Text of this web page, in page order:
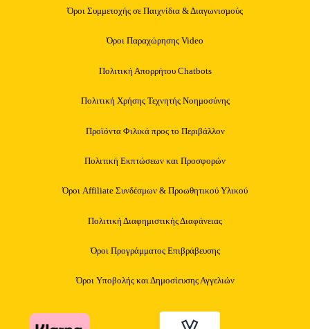
Όροι Συμμετοχής σε Παιχνίδια & Διαγωνισμούς
Όροι Παραχώρησης Video
Πολιτική Απορρήτου Chatbots
Πολιτική Χρήσης Τεχνητής Νοημοσύνης
Προϊόντα Φιλικά προς το Περιβάλλον
Πολιτική Εκπτώσεων και Προσφορών
Όροι Affiliate Συνδέσμων & Προωθητικού Υλικού
Πολιτική Διαφημιστικής Διαφάνειας
Όροι Προγράμματος Επιβράβευσης
Όροι Υποβολής και Δημοσίευσης Αγγελιών